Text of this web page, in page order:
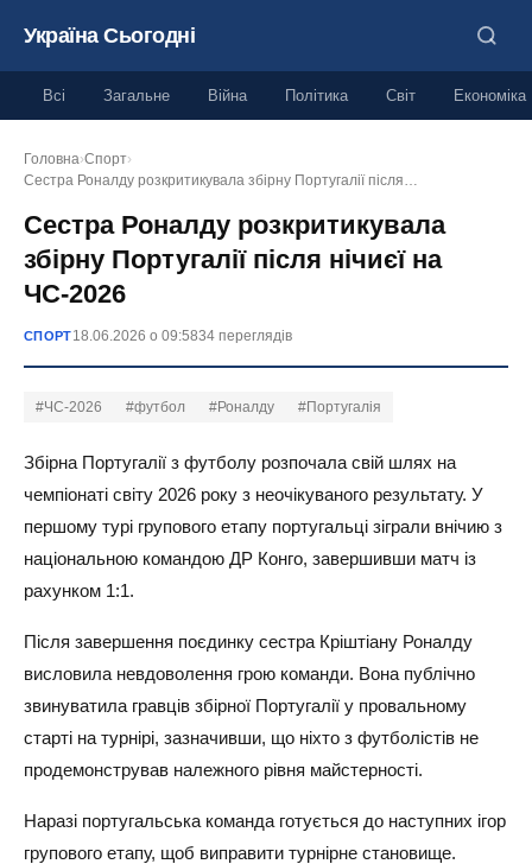
Україна Сьогодні
Всі Загальне Війна Політика Світ Економіка
Головна›Спорт›
Сестра Роналду розкритикувала збірну Португалії після…
Сестра Роналду розкритикувала
збірну Португалії після нічиєї на
ЧС-2026
СПОРТ18.06.2026 о 09:5834 переглядів
#ЧС-2026 #футбол #Роналду #Португалія
Збірна Португалії з футболу розпочала свій шлях на
чемпіонаті світу 2026 року з неочікуваного результату. У
першому турі групового етапу португальці зіграли внічию з
національною командою ДР Конго, завершивши матч із
рахунком 1:1.
Після завершення поєдинку сестра Кріштіану Роналду
висловила невдоволення грою команди. Вона публічно
звинуватила гравців збірної Португалії у провальному
старті на турнірі, зазначивши, що ніхто з футболістів не
продемонстрував належного рівня майстерності.
Наразі португальська команда готується до наступних ігор
групового етапу, щоб виправити турнірне становище.